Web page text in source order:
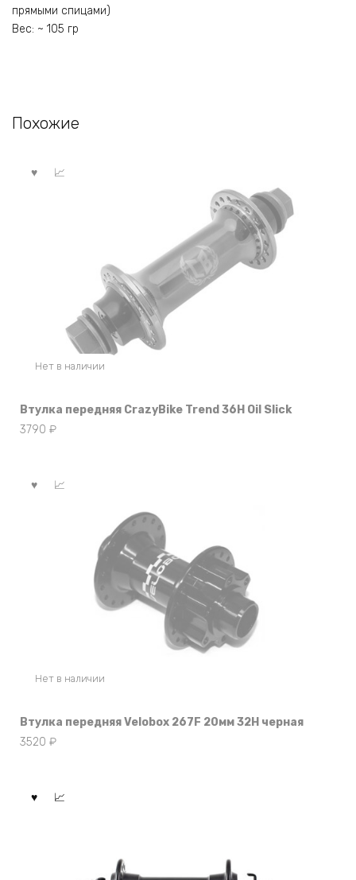
прямыми спицами)
Вес: ~ 105 гр
Похожие
Нет в наличии
Втулка передняя CrazyBike Trend 36Н Oil Slick
3790 ₽
Нет в наличии
Втулка передняя Velobox 267F 20мм 32Н черная
3520 ₽